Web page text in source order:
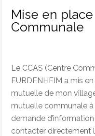
Mise en
Communale
Le CCAS (Centre
FURDENHEIM a mis
mutuelle de mon
mutuelle communale
demande
contacter directement